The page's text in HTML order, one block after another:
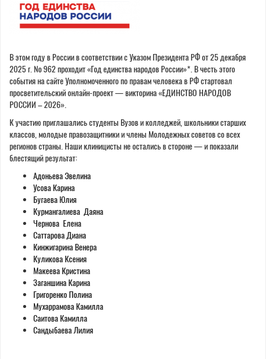
В этом году в России в соответствии с Указом Президента РФ от 25 декабря
2025 г. № 962 проходит «Год единства народов России»*. В честь этого
события на сайте Уполномоченного по правам человека в РФ стартовал
просветительский онлайн-проект — викторина «ЕДИНСТВО НАРОДОВ
РОССИИ – 2026».
К участию приглашались студенты Вузов и колледжей, школьники старших
классов, молодые правозащитники и члены Молодежных советов со всех
регионов страны. Наши клиницисты не остались в стороне — и показали
блестящий результат:
Адоньева Эвелина
Усова Карина
Бугаева Юлия
Курмангалиева Даяна
Чернова Елена
Саттарова Диана
Кинжигарина Венера
Куликова Ксения
Макеева Кристина
Заганшина Карина
Григоренко Полина
Мухаррамова Камилла
Саитова Камилла
Сандыбаева Лилия